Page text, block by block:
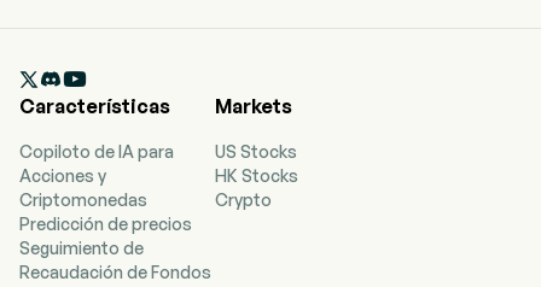
Sus segmentos incluyen Estados Unidos, Asia
Pacífico Medio Oriente y África, y América y
Vapor, Productos de Calentamiento (HP), Oral
Moderno, Oral Tradicional y Cigarrillos
Combustibles. Los productos de vapor son
dispositivos portátiles con batería que calientan
un líquido para producir un aerosol inhalable,
conocido como vapor. Los HP son dispositivos

Características
Copiloto de IA para
Acciones y
Criptomonedas
Predicción de precios
Seguimiento de
Recaudación de Fondos
Markets
US Stocks
HK Stocks
Crypto